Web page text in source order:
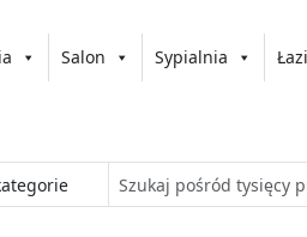
Salon Sypialnia